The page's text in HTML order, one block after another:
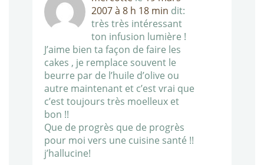
2007 à 8 h 18 min dit:
très très intéressant
ton infusion lumière !
J’aime bien ta façon de faire les
cakes , je remplace souvent le
beurre par de l’huile d’olive ou
autre maintenant et c’est vrai que
c’est toujours très moelleux et
bon !!
Que de progrès que de progrès
pour moi vers une cuisine santé !!
j’hallucine!